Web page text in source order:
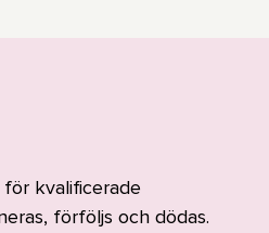
kvalificerade
förföljs och dödas.